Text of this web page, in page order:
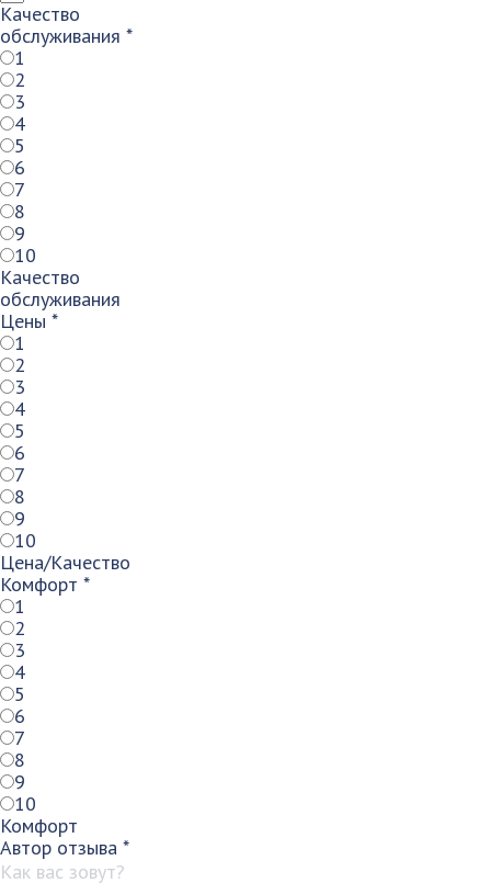
Качество
обслуживания *
1
2
3
4
5
6
7
8
9
10
Качество
обслуживания
Цены *
1
2
3
4
5
6
7
8
9
10
Цена/Качество
Комфорт *
1
2
3
4
5
6
7
8
9
10
Комфорт
Автор отзыва *